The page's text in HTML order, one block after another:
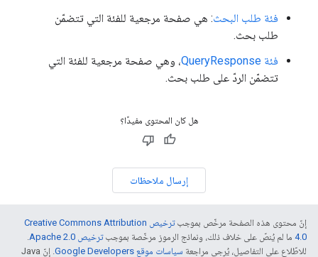
فئة طلب البحث: هي صفحة مرجعية للفئة التي تتضمّن
طلب بحث.
فئة QueryResponse
، وهي صفحة مرجعية للفئة التي
تتضمّن الردّ على طلب بحث.
هل كان المحتوى مفيدًا؟
إرسال ملاحظات
إنّ محتوى هذه الصفحة مرخّص بموجب
ترخيص Creative Commons Attribution
4.0‏ ما لم يُنصّ على خلاف ذلك، ونماذج الرموز مرخّصة بموجبترخيص Apache 2.0‏
.
للاطّلاع على التفاصيل، يُرجى مراجعة سياسات موقع Google Developers‏
. إنّ Java